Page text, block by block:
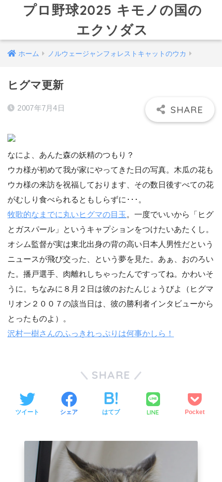
プロ野球2025 キモノの国の
エクソダス
ホーム ノルウェージャンフォレストキャットのウカ
ヒグマ更新
2007年7月4日
なによ、あんた森の妖精のつもり？
ウカ様が初めて我が家にやってきた日の写真。木瓜の花も
ウカ様の来訪を祝福しております、その数日後すべての花
がむしり食べられるともしらずに･･･。
牧歌的なまでに丸いヒグマの目玉 。一度でいいから「ヒグ
とガスパール」というキャプションをつけたいあたくし。
オシム監督が実は東北出身の背の高い日本人男性だという
ニュースが飛び交った、という夢を見た。あぁ、おのろい
た。播戸選手、肉離れしちゃったんですってね。かわいそ
うに。ちなみに８月２日は彼のおたんじょうびよ（ヒグマ
リオン２００７の該当日は、彼の勝利者インタビューから
とったものよ）。
沢村一樹さんのふっきれっぷりは何事かしら！
SHARE
ツイート シェア はてブ LINE Pocket